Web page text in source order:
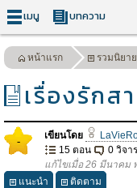
เมนู บทความ
หน้าแรก รวมนิยา
เรื่องรักส
- เขียนโดย
15 ตอน
0 วิจา
แก้ไขเมื่อ 26 มีนาคม
แนะนำ
ติดตาม